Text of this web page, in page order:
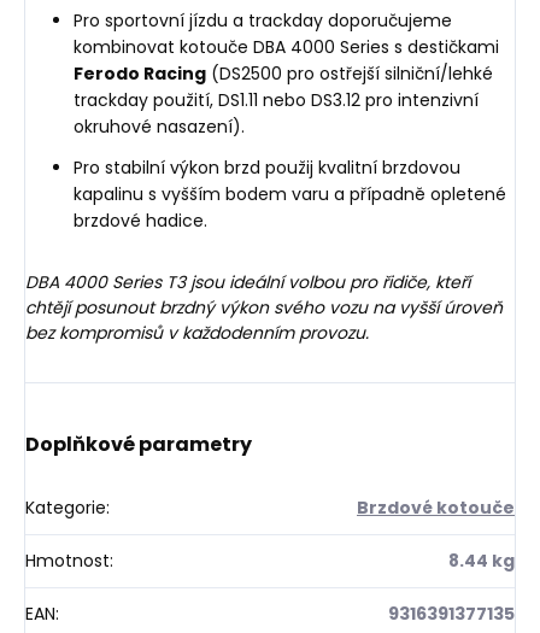
Pro sportovní jízdu a trackday doporučujeme
kombinovat kotouče DBA 4000 Series s destičkami
Ferodo Racing (DS2500 pro ostřejší silniční/lehké
trackday použití, DS1.11 nebo DS3.12 pro intenzivní
okruhové nasazení).
Pro stabilní výkon brzd použij kvalitní brzdovou
kapalinu s vyšším bodem varu a případně opletené
brzdové hadice.
DBA 4000 Series T3 jsou ideální volbou pro řidiče, kteří
chtějí posunout brzdný výkon svého vozu na vyšší úroveň
bez kompromisů v každodenním provozu.
Doplňkové parametry
Kategorie: Brzdové kotouče
Hmotnost: 8.44 kg
EAN: 9316391377135